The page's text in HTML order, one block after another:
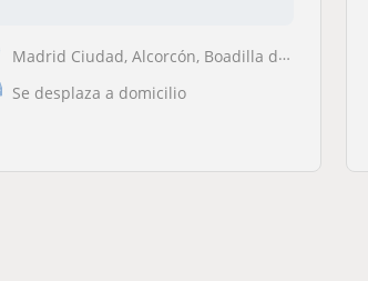
Madrid Ciudad, Alcorcón, Boadilla del Monte, Leganés, Pozuelo de Alarc...
Se desplaza a domicilio